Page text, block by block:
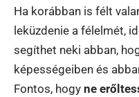
Ha korábban is félt
leküzdenie a félelmét,
segíthet neki abban,
képességeiben és
Fontos, hogy ne